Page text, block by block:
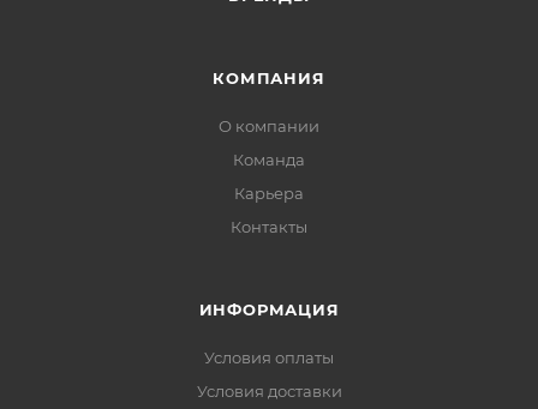
КОМПАНИЯ
О компании
Команда
Карьера
Контакты
ИНФОРМАЦИЯ
Условия оплаты
Условия доставки